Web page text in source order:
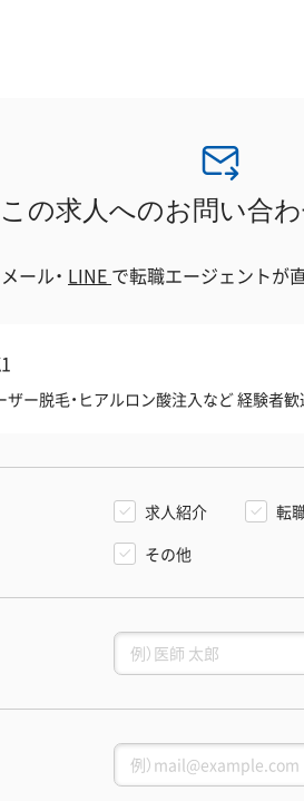
この求人へのお問い合
メール・ LINE で転職エージェントが
ー脱毛・ヒアルロン酸注入など 経験者歓
求人紹介 転
その他